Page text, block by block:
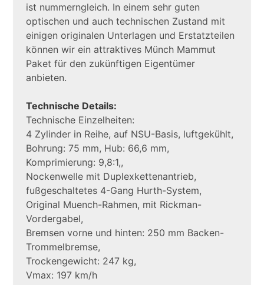
ist nummerngleich. In einem sehr guten
optischen und auch technischen Zustand mit
einigen originalen Unterlagen und Erstatzteilen
können wir ein attraktives Münch Mammut
Paket für den zukünftigen Eigentümer
anbieten.
Technische Details:
Technische Einzelheiten:
4 Zylinder in Reihe, auf NSU-Basis, luftgekühlt,
Bohrung: 75 mm, Hub: 66,6 mm,
Komprimierung: 9,8:1,,
Nockenwelle mit Duplexkettenantrieb,
fußgeschaltetes 4-Gang Hurth-System,
Original Muench-Rahmen, mit Rickman-
Vordergabel,
Bremsen vorne und hinten: 250 mm Backen-
Trommelbremse,
Trockengewicht: 247 kg,
Vmax: 197 km/h